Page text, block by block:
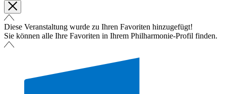
Diese Veranstaltung wurde zu Ihren Favoriten hinzugefügt!
Sie können alle Ihre Favoriten in Ihrem Philharmonie-Profil finden.